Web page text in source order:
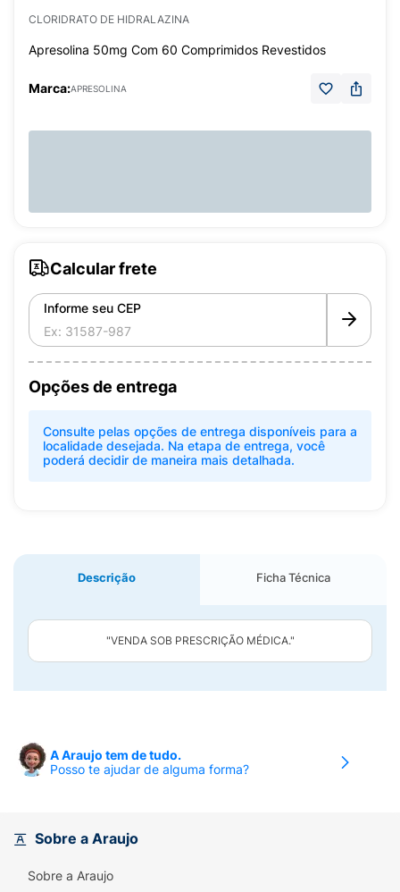
CLORIDRATO DE HIDRALAZINA
Apresolina 50mg Com 60 Comprimidos Revestidos
Marca:APRESOLINA
Calcular frete
Informe seu CEP
Opções de entrega
Consulte pelas opções de entrega disponíveis para a
localidade desejada. Na etapa de entrega, você
poderá decidir de maneira mais detalhada.
Descrição Ficha Técnica
"VENDA SOB PRESCRIÇÃO MÉDICA."
A Araujo tem de tudo.
Posso te ajudar de alguma forma?
Sobre a Araujo
Sobre a Araujo